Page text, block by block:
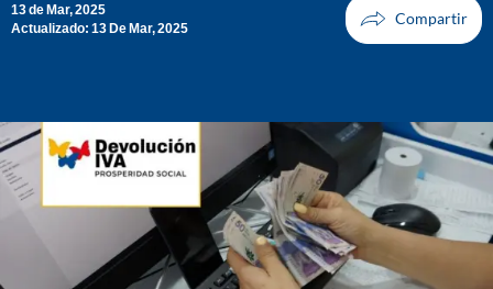
13 de Mar, 2025
Actualizado: 13 De Mar, 2025